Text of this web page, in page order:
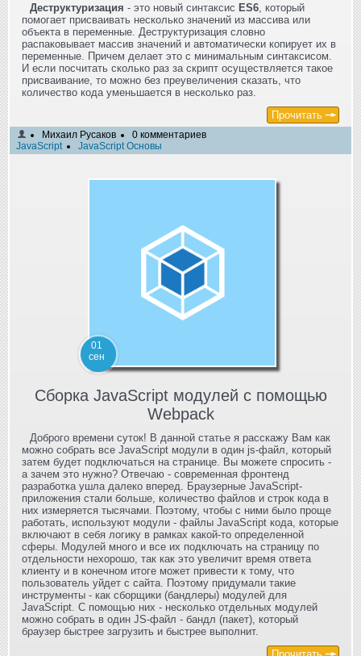
Деструктуризация - это новый синтаксис ES6 , который
помогает присваивать несколько значений из массива или
объекта в переменные. Деструктуризация словно
распаковывает массив значений и автоматически копирует их в
переменные. Причем делает это с минимальным синтаксисом.
И если посчитать сколько раз за скрипт осуществляется такое
присваивание, то можно без преувеличения сказать, что
количество кода уменьшается в несколько раз.
Прочитать
Михаил Русаков
0 комментариев
JavaScript
JavaScript Основы
01
сен
Сборка JavaScript модулей с помощью
Webpack
Доброго времени суток! В данной статье я расскажу Вам как
можно собрать все JavaScript модули в один js-файл, который
затем будет подключаться на странице. Вы можете спросить -
а зачем это нужно? Отвечаю - современная фронтенд
разработка ушла далеко вперед. Браузерные JavaScript-
приложения стали больше, количество файлов и строк кода в
них измеряется тысячами. Поэтому, чтобы с ними было проще
работать, используют модули - файлы JavaScript кода, которые
включают в себя логику в рамках какой-то определенной
сферы. Модулей много и все их подключать на страницу по
отдельности нехорошо, так как это увеличит время ответа
клиенту и в конечном итоге может привести к тому, что
пользователь уйдет с сайта. Поэтому придумали такие
инструменты - как сборщики (бандлеры) модулей для
JavaScript. С помощью них - несколько отдельных модулей
можно собрать в один JS-файл - бандл (пакет), который
браузер быстрее загрузить и быстрее выполнит.